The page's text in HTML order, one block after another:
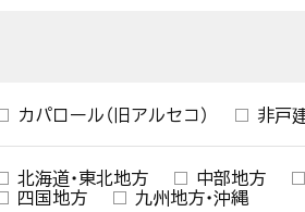
カパロール（旧アルセコ） 非戸
北海道・東北地方 中部地方
四国地方
九州地方・沖縄